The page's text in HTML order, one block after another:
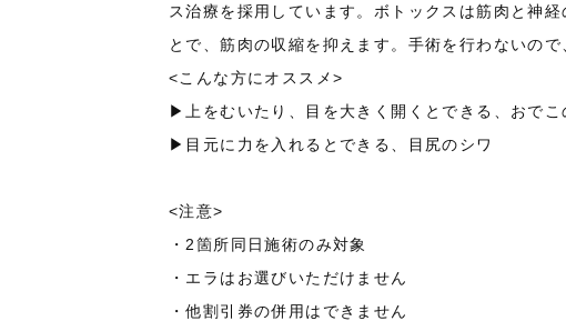
ス治療を採用しています。 ボトックスは筋肉と神
とで、筋肉の収縮を抑えます。手術を行わないの
<こんな方にオススメ>
▶上をむいたり、目を大きく開くとできる、おでこ
▶目元に力を入れるとできる、目尻のシワ
<注意>
・2箇所同日施術のみ対象
・エラはお選びいただけません
・他割引券の併用はできません